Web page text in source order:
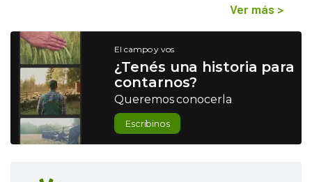
Ver más >
El campo y vos
¿Tenés una historia para
contarnos?
Queremos conocerla
Escribinos